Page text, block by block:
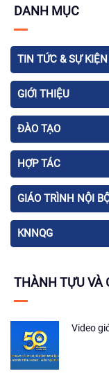
DANH MỤC
TIN TỨC & SỰ KIỆN
GIỚI THIỆU
ĐÀO TẠO
HỢP TÁC
GIÁO TRÌNH NỘI
KNNQG
THÀNH TỰU VÀ
Video